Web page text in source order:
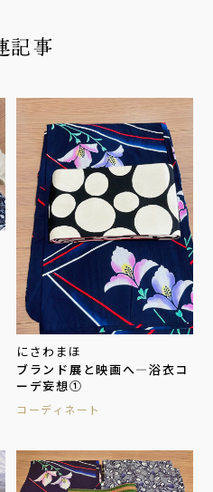
記事
にさわまほ
ブランド展と映画へ―浴衣コ
ーデ妄想①
コーディネート